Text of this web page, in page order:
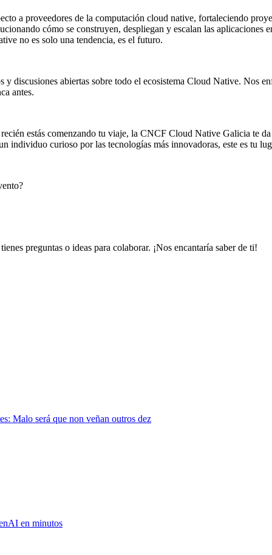
a proveedores de la computación cloud native, fortaleciendo
cómo se construyen, despliegan y escalan las aplicaciones
no es solo una tendencia, es el futuro.
discusiones abiertas sobre todo el ecosistema Cloud Native. Nos
antes.
estás comenzando tu viaje, la CNCF Cloud Native Galicia te
individuo curioso por las tecnologías más innovadoras, este es tu
preguntas o ideas para colaborar. ¡Nos encantaría saber de ti!
Malo será que non veñan outros dez
en minutos